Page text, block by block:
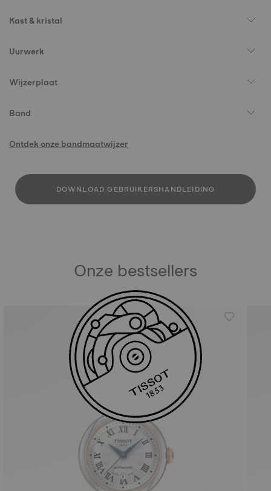
Kast & kristal
Uurwerk
Wijzerplaat
Band
Ontdek onze bandmaatwijzer
DOWNLOAD GEBRUIKERSHANDLEIDING
Onze bestsellers